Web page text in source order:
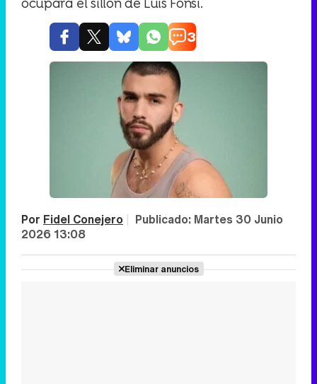
3
Por Fidel Conejero | Publicado: Martes 30 Junio
2026 13:08
Eliminar anuncios